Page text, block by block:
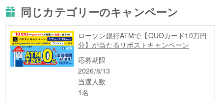
同じカテゴリーのキャンペーン
ローソン銀行ATMで【QUOカード10万円
分】が当たるリポストキャンペーン
応募期限
2026/8/13
当選人数
1名